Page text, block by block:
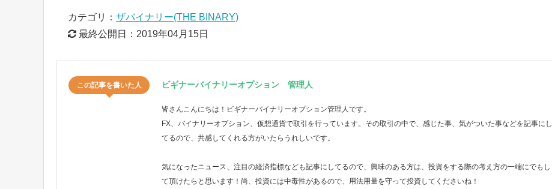
カテゴリ： ザバイナリー(THE BINARY)
最終公開日： 2019年04月15日
この記事を書いた人 ビギナーバイナリーオプション 管理人
皆さんこんにちは！ビギナーバイナリーオプション管理人です。
FX、バイナリーオプション、仮想通貨で取引を行っています。その取引の中で、感じた事、気がついた事などを記事にし
てるので、共感してくれる方がいたらうれしいです。
気になったニュース、注目の経済指標なども記事にしてるので、興味のある方は、投資をする際の考え方の一端にでもし
て頂けたらと思います！尚、投資には中毒性があるので、用法用量を守って投資してくださいね！